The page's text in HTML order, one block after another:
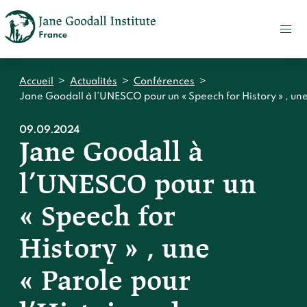
PRESSE
Qui sommes-nous ?
Accueil
Jane Goodall
Le Jane Goodall Institute France
Notre écosystème
Nos documents
Notre impact
Accueil
Nos actions sur le terrain en France
Nos actions sur le terrain en Afrique
Nos histoires
Accueil
Les histoires du docteur Jane
Témoignages du terrain
S'engager
Accueil
UN
Accueil > Actualités > Conférences
>
Jane Goodall à l’UNESCO pour un « Speech for History » ,
09.09.2024
Jane Goodall à
l’UNESCO pour un
« Speech for
History » , une
« Parole pour